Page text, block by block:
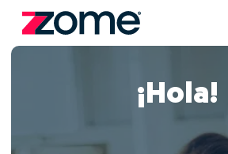
¡Hola!